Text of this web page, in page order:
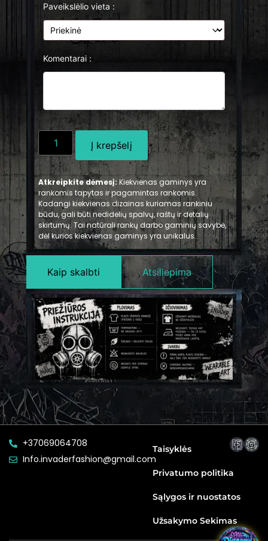
Paveikslėlio vieta :
Komentarai :
Į krepšelį
Atkreipkite dėmesį:Kiekvienas gaminys yra
rankomis tapytas ir pagamintas rankomis.
Kadangi kiekvienas dizainas kuriamas rankiniu
būdu, gali būti nedidelių spalvų, raštų ir detalių
skirtumų. Tai natūrali rankų darbo gaminių savybė,
dėl kurios kiekvienas gaminys yra unikalus.
Kaip skalbti Atsiliepima
Taisyklės
Privatumo politika
Sąlygos ir nuostatos
Užsakymo Sekimas
+37069064708
Info.invaderfashion@gmail.com